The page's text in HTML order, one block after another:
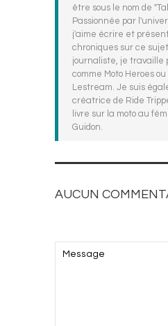
être sous le nom de
Passionnée par
j'aime écrire et
chroniques sur ce
journaliste, je travaille
comme Moto Heroes
Lestream. Je suis
créatrice de Ride
livre sur la moto au
Guidon.
AUCUN